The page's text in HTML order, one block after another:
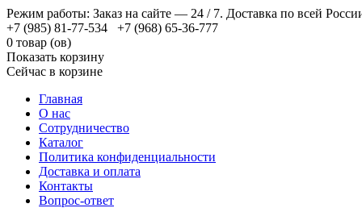
Режим работы: Заказ на сайте — 24 / 7. Доставка по всей
+7 (985) 81-77-534 +7 (968) 65-36-777
0 товар (ов)
Показать корзину
Сейчас в корзине
Главная
О нас
Сотрудничество
Каталог
Политика конфиденциальности
Доставка и оплата
Контакты
Вопрос-ответ